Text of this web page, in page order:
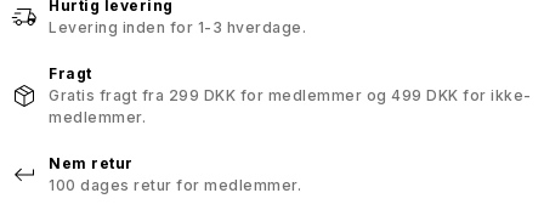
Hurtig levering
Levering inden for 1-3 hverdage.
Fragt
Gratis fragt fra 299 DKK for medlemmer og 499 DKK for ikke-
medlemmer.
Nem retur
100 dages retur for medlemmer.